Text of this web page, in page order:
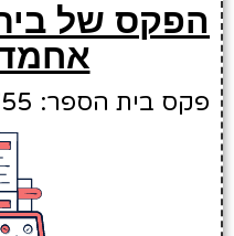
הפקס של
אחמד
פקס בית הספר: 04-6354755